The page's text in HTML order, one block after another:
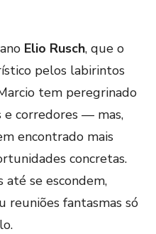
Elio Rusch, que o
pelos labirintos
tem peregrinado
e corredores — mas,
encontrado mais
concretas.
se escondem,
reuniões fantasmas só